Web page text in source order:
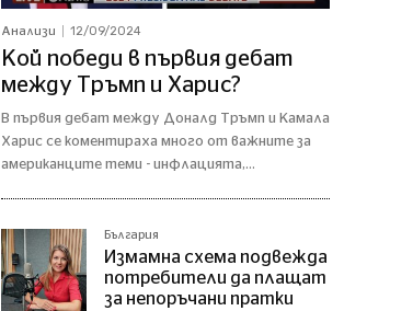
Анализи 12/09/2024
Кой победи в първия дебат
между Тръмп и Харис?
В първия дебат между Доналд Тръмп и Камала
Харис се коментираха много от важните за
американците теми - инфлацията,...
България
Измамна схема подвежда
потребители да плащат
за непоръчани пратки